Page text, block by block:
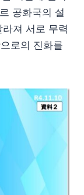
공화국의 설
져 서로 무력
로의 진화를